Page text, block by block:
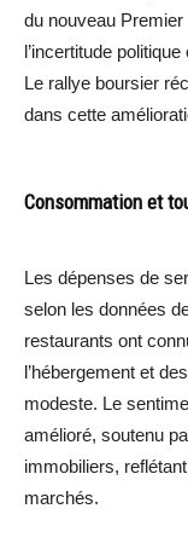
du nouveau
l’incertitude
Le rallye boursier
dans cette
Consommation et
Les dépenses de
selon les données
restaurants ont
l’hébergement et
modeste. Le
amélioré, soutenu
immobiliers,
marchés.